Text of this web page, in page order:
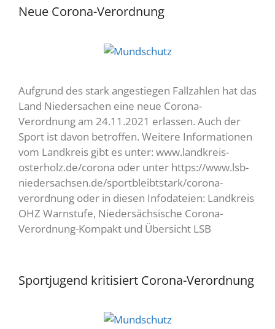
Neue Corona-Verordnung
Aufgrund des stark angestiegen Fallzahlen hat das
Land Niedersachen eine neue Corona-
Verordnung am 24.11.2021 erlassen. Auch der
Sport ist davon betroffen. Weitere Informationen
vom Landkreis gibt es unter: www.landkreis-
osterholz.de/corona oder unter https://www.lsb-
niedersachsen.de/sportbleibtstark/corona-
verordnung oder in diesen Infodateien: Landkreis
OHZ Warnstufe, Niedersächsische Corona-
Verordnung-Kompakt und Übersicht LSB
Sportjugend kritisiert Corona-Verordnung